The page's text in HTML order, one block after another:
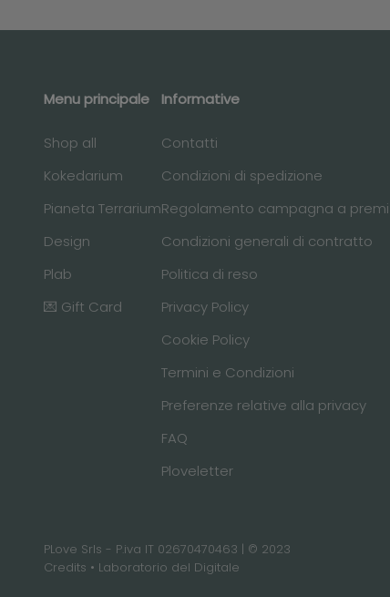
Menu principale
Shop all
Kokedarium
Pianeta Terrarium
Design
Plab
💌 Gift Card
Informative
Contatti
Condizioni di spedizione
Regolamento campagna a premi
Condizioni generali di contratto
Politica di reso
Privacy Policy
Cookie Policy
Termini e Condizioni
Preferenze relative alla privacy
FAQ
Ploveletter
PLove Srls - P.iva IT 02670470463 | © 2023
Credits • Laboratorio del Digitale